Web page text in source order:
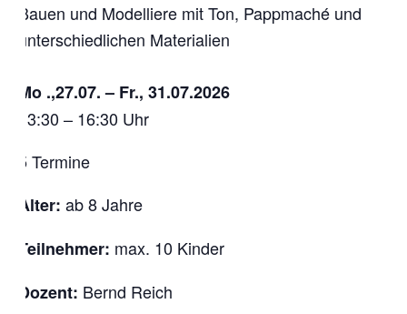
Bauen und Modelliere mit Ton, Pappmaché und
unterschiedlichen Materialien
Mo .,27.07. – Fr., 31.07.2026
13:30 – 16:30 Uhr
5 Termine
Alter: ab 8 Jahre
Teilnehmer: max. 10 Kinder
Dozent: Bernd Reich